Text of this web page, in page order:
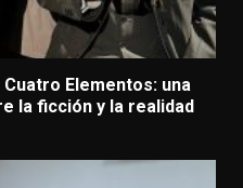
Elementos: una
la ficción y la realidad